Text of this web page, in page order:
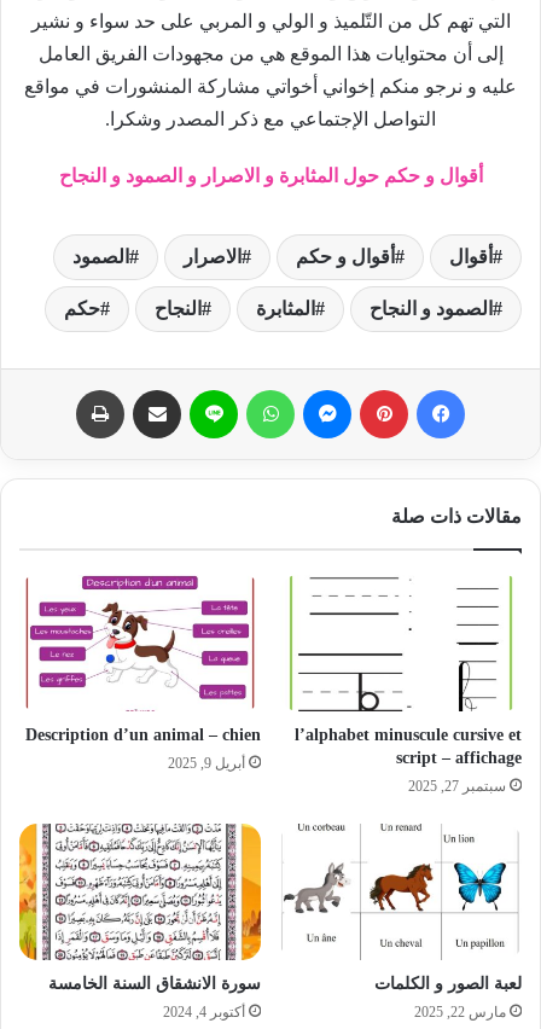
التي تهم كل من التّلميذ و الولي و المربي على حد سواء و نشير
إلى أن محتوايات هذا الموقع هي من مجهودات الفريق العامل
عليه و نرجو منكم إخواني أخواتي مشاركة المنشورات في مواقع
التواصل الإجتماعي مع ذكر المصدر وشكرا.
أقوال و حكم حول المثابرة و الاصرار و الصمود و النجاح
أقوال أقوال و حكم الاصرار الصمود
الصمود و النجاح المثابرة النجاح حكم
مقالات ذات صلة
l’alphabet minuscule cursive et
script – affichage
سبتمبر 27, 2025
Description d’un animal – chien
أبريل 9, 2025
لعبة الصور و الكلمات
مارس 22, 2025
سورة الانشقاق السنة الخامسة
أكتوبر 4, 2024